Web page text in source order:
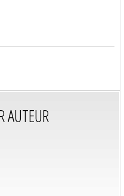
AUTEUR